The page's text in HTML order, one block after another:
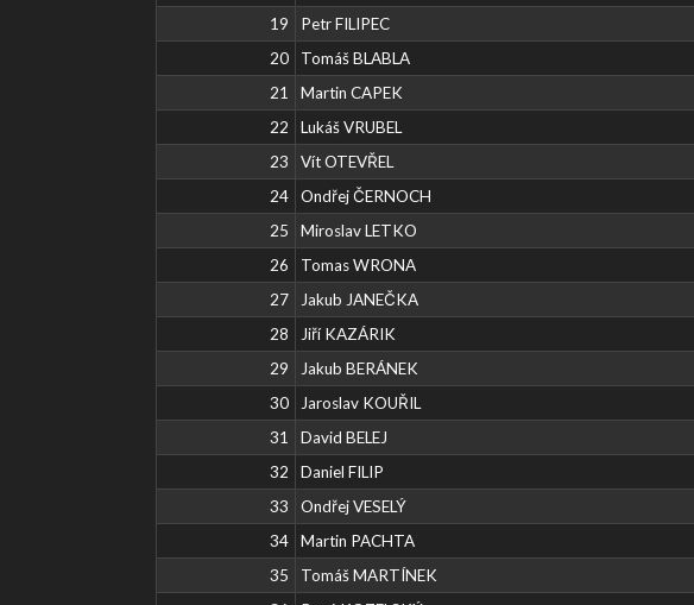
19
Petr FILIPEC
20
Tomáš BLABLA
21
Martin CAPEK
22
Lukáš VRUBEL
23
Vít OTEVŘEL
24
Ondřej ČERNOCH
25
Miroslav LETKO
26
Tomas WRONA
27
Jakub JANEČKA
28
Jiří KAZÁRIK
29
Jakub BERÁNEK
30
Jaroslav KOUŘIL
31
David BELEJ
32
Daniel FILIP
33
Ondřej VESELÝ
34
Martin PACHTA
35
Tomáš MARTÍNEK